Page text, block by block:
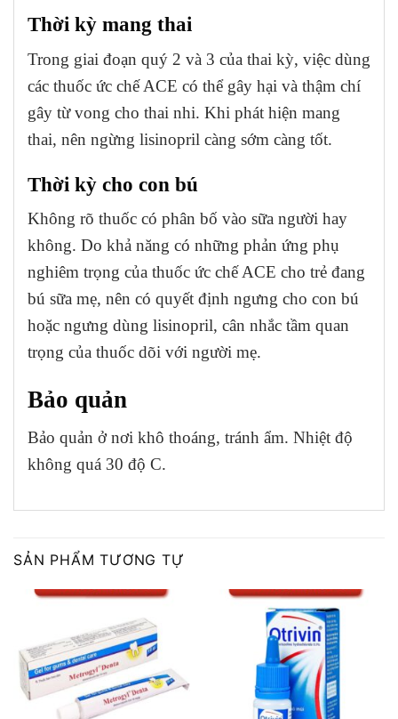
Thời kỳ mang thai
Trong giai đoạn quý 2 và 3 của thai kỳ, việc dùng
các thuốc ức chế ACE có thể gây hại và thậm chí
gây từ vong cho thai nhi. Khi phát hiện mang
thai, nên ngừng lisinopril càng sớm càng tốt.
Thời kỳ cho con bú
Không rõ thuốc có phân bố vào sữa người hay
không. Do khả năng có những phản ứng phụ
nghiêm trọng của thuốc ức chế ACE cho trẻ đang
bú sữa mẹ, nên có quyết định ngưng cho con bú
hoặc ngưng dùng lisinopril, cân nhắc tầm quan
trọng của thuốc dõi với người mẹ.
Bảo quản
Bảo quản ở nơi khô thoáng, tránh ẩm. Nhiệt độ
không quá 30 độ C.
SẢN PHẨM TƯƠNG TỰ